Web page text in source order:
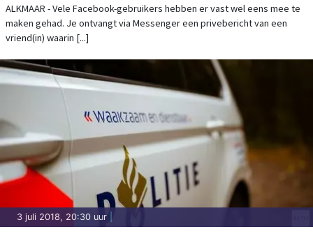
ALKMAAR - Vele Facebook-gebruikers hebben er vast wel eens mee te
maken gehad. Je ontvangt via Messenger een privebericht van een
vriend(in) waarin [...]
3 juli 2018, 20:30 uur